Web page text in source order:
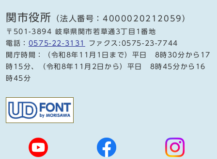
関市役所 （法人番号：4000020212059）
〒501-3894 岐阜県関市若草通3丁目1番地
電話： 0575-22-3131
ファクス:0575-23-7744
開庁時間：（令和8年11月1日まで）平日 8時30分から17
時15分、（令和8年11月2日から）平日 8時45分から16
時45分